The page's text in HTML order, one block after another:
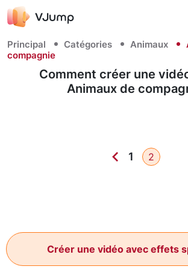
Principal Catégories Animaux
compagnie
Comment créer une
Animaux de
1 2
Créer une vidéo avec effets